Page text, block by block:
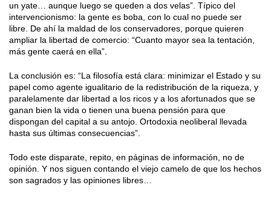
un yate… aunque luego se queden a dos velas”. Típico del
intervencionismo: la gente es boba, con lo cual no puede ser
libre. De ahí la maldad de los conservadores, porque quieren
ampliar la libertad de comercio: “Cuanto mayor sea la tentación,
más gente caerá en ella”.
La conclusión es: “La filosofía está clara: minimizar el Estado y su
papel como agente igualitario de la redistribución de la riqueza, y
paralelamente dar libertad a los ricos y a los afortunados que se
ganan bien la vida o tienen una buena pensión para que
dispongan del capital a su antojo. Ortodoxia neoliberal llevada
hasta sus últimas consecuencias”.
Todo este disparate, repito, en páginas de información, no de
opinión. Y nos siguen contando el viejo camelo de que los hechos
son sagrados y las opiniones libres…